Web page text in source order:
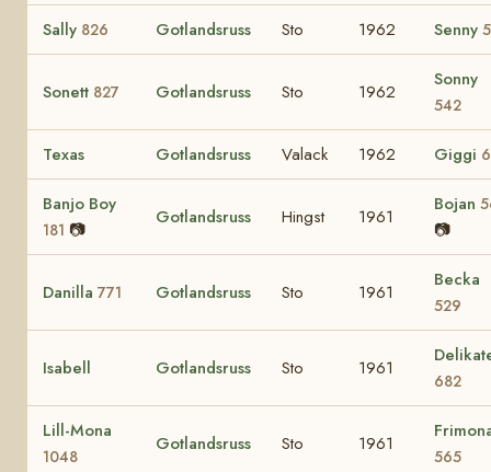
Sally 826 Gotlandsruss Sto 1962 Senny
Sonett 827 Gotlandsruss Sto 1962
Sonny
542
Texas Gotlandsruss Valack 1962 Giggi
Banjo Boy
181 📷
Gotlandsruss Hingst 1961
Bojan
📷
Danilla 771 Gotlandsruss Sto 1961
Becka
529
Isabell Gotlandsruss Sto 1961
682
Lill-Mona
1048
Gotlandsruss Sto 1961
565